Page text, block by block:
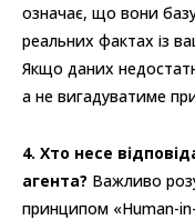
означає, що вони
реальних фактах із
Якщо даних
а не вигадуватиме
4. Хто несе
агента? Важливо
принципом «Human-